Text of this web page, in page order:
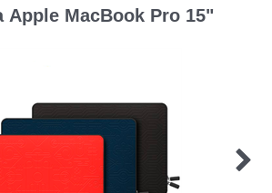
Apple MacBook Pro 15"